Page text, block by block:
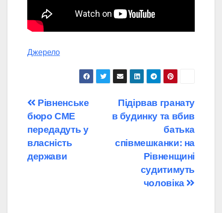
Джерело
Навігація
записів
Підірвав гранату
в будинку та вбив
батька
співмешканки: на
Рівненщині
судитимуть
чоловіка
Рівненське
бюро СМЕ
передадуть у
власність
держави